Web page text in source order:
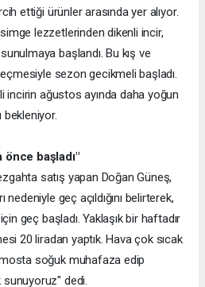
ettiği ürünler arasında yer alıyor.
lezzetlerinden dikenli incir,
başlandı. Bu kış ve
sezon gecikmeli başladı.
incirin ağustos ayında daha yoğun
bekleniyor.
önce başladı"
satış yapan Doğan Güneş,
geç açıldığını belirterek,
geç başladı. Yaklaşık bir haftadır
20 liradan yaptık. Hava çok sıcak
soğuk muhafaza edip
dedi.